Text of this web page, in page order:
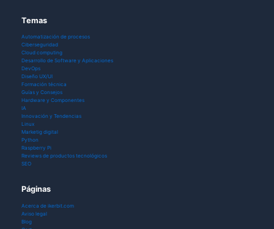
Temas
Automatización de procesos
Ciberseguridad
Cloud computing
Desarrollo de Software y Aplicaciones
DevOps
Diseño UX/UI
Formación técnica
Guías y Consejos
Hardware y Componentes
IA
Innovación y Tendencias
Linux
Marketig digital
Python
Raspberry Pi
Reviews de productos tecnológicos
SEO
Páginas
Acerca de ikerbit.com
Aviso legal
Blog